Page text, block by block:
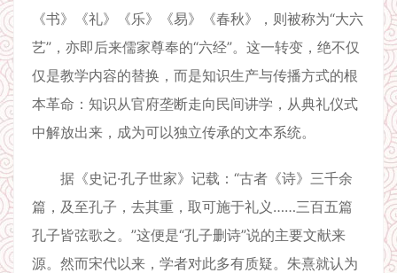
《书》《礼》《乐》《易》《春秋》，则被称为“大六
艺”，亦即后来儒家尊奉的“六经”。这一转变，绝不仅
仅是教学内容的替换，而是知识生产与传播方式的根
本革命：知识从官府垄断走向民间讲学，从典礼仪式
中解放出来，成为可以独立传承的文本系统。
据《史记·孔子世家》记载：“古者《诗》三千余
篇，及至孔子，去其重，取可施于礼义……三百五篇
孔子皆弦歌之。”这便是“孔子删诗”说的主要文献来
源。然而宋代以来，学者对此多有质疑。朱熹就认为